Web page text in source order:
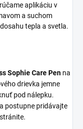
aplikáciu v
a suchom
tepla a svetla.
Sophie Care Pen na
drievka jemne
pod nálepku.
postupne pridávajte